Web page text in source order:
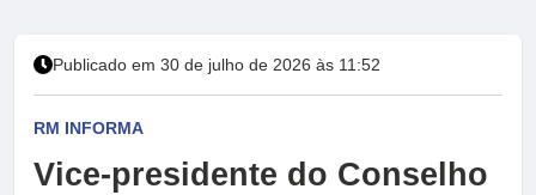
Publicado em 30 de julho de 2026 às 11:52
RM INFORMA
Vice-presidente do Conselho